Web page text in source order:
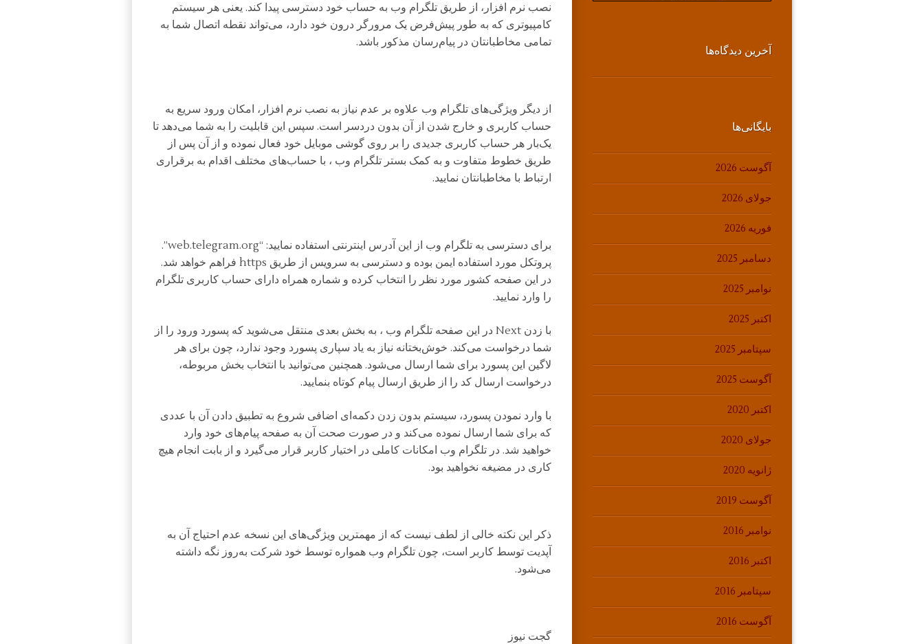
نصب نرم افزار، از طریق تلگرام وب به حساب خود دسترسی پیدا کند. یعنی هر سیستم
کامپیوتری که به طور پیش‌فرض یک مرورگر درون خود دارد، می‌تواند نقطه اتصال شما به
تمامی مخاطبانتان در پیام‌رسان مذکور باشد.
از دیگر ویژگی‌های تلگرام وب علاوه بر عدم نیاز به نصب نرم افزار، امکان ورود سریع به
حساب کاربری و خارج شدن از آن بدون دردسر است. سپس این قابلیت را به شما می‌دهد تا
یک‌بار هر حساب کاربری جدیدی را بر روی گوشی موبایل خود فعال نموده و از آن پس از
طریق خطوط متفاوت و به کمک بستر تلگرام وب ، با حساب‌های مختلف اقدام به برقراری
ارتباط با مخاطبانتان نمایید.
برای دسترسی به تلگرام وب از این آدرس اینترنتی استفاده نمایید: “web.telegram.org”.
پروتکل مورد استفاده ایمن بوده و دسترسی به سرویس از طریق https فراهم خواهد شد.
در این صفحه کشور مورد نظر را انتخاب کرده و شماره همراه دارای حساب کاربری تلگرام
را وارد نمایید.
با زدن Next در این صفحه تلگرام وب ، به بخش بعدی منتقل می‌شوید که پسورد ورود را از
شما درخواست می‌کند. خوش‌بختانه نیاز به یاد سپاری پسورد وجود ندارد، چون برای هر
لاگین این پسورد برای شما ارسال می‌شود. همچنین می‌توانید با انتخاب بخش مربوطه،
درخواست ارسال کد را از طریق ارسال پیام کوتاه بنمایید.
با وارد نمودن پسورد، سیستم بدون زدن دکمه‌ای اضافی شروع به تطبیق دادن آن با عددی
که برای شما ارسال نموده می‌کند و در صورت صحت آن به صفحه پیام‌های خود وارد
خواهید شد. در تلگرام وب امکانات کاملی در اختیار کاربر قرار می‌گیرد و از بابت انجام هیچ
کاری در مضیغه نخواهید بود.
ذکر این نکته خالی از لطف نیست که از مهمترین ویژگی‌های این نسخه عدم احتیاج آن به
آپدیت توسط کاربر است، چون تلگرام وب همواره توسط خود شرکت به‌روز نگه داشته
می‌شود.
گجت نیوز
آخرین دیدگاه‌ها
بایگانی‌ها
آگوست 2026
جولای 2026
فوریه 2026
دسامبر 2025
نوامبر 2025
اکتبر 2025
سپتامبر 2025
آگوست 2025
اکتبر 2020
جولای 2020
ژانویه 2020
آگوست 2019
نوامبر 2016
اکتبر 2016
سپتامبر 2016
آگوست 2016